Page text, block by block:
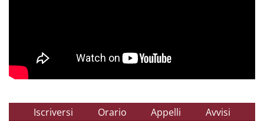
Iscriversi Orario Appelli Avvisi